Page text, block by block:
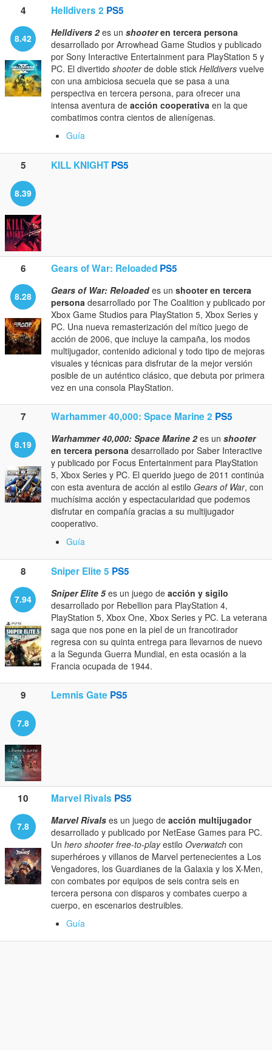
4 Helldivers 2 PS5
8.42 Helldivers 2es un shooteren tercera persona
desarrollado por Arrowhead Game Studios y publicado
por Sony Interactive Entertainment para PlayStation 5 y
PC. El divertido shooterde doble stick Helldivers vuelve
con una ambiciosa secuela que se pasa a una
perspectiva en tercera persona, para ofrecer una
intensa aventura de acción cooperativa en la que
combatimos contra cientos de alienígenas.
Guía
5 KILL KNIGHT PS5
8.39
6 Gears of War: Reloaded PS5
8.28 Gears of War: Reloadedes un shooter en tercera
persona desarrollado por The Coalition y publicado por
Xbox Game Studios para PlayStation 5, Xbox Series y
PC. Una nueva remasterización del mítico juego de
acción de 2006, que incluye la campaña, los modos
multijugador, contenido adicional y todo tipo de mejoras
visuales y técnicas para disfrutar de la mejor versión
posible de un auténtico clásico, que debuta por primera
vez en una consola PlayStation.
7 Warhammer 40,000: Space Marine 2 PS5
8.19 Warhammer 40,000: Space Marine 2es un shooter
en tercera persona desarrollado por Saber Interactive
y publicado por Focus Entertainment para PlayStation
5, Xbox Series y PC. El querido juego de 2011 continúa
con esta aventura de acción al estilo Gears of War, con
muchísima acción y espectacularidad que podemos
disfrutar en compañía gracias a su multijugador
cooperativo.
Guía
8 Sniper Elite 5 PS5
7.94 Sniper Elite 5es un juego de acción y sigilo
desarrollado por Rebellion para PlayStation 4,
PlayStation 5, Xbox One, Xbox Series y PC. La veterana
saga que nos pone en la piel de un francotirador
regresa con su quinta entrega para llevarnos de nuevo
a la Segunda Guerra Mundial, en esta ocasión a la
Francia ocupada de 1944.
9 Lemnis Gate PS5
7.8
10 Marvel Rivals PS5
7.8 Marvel Rivals es un juego de acción multijugador
desarrollado y publicado por NetEase Games para PC.
Un hero shooter free-to-playestilo Overwatch con
superhéroes y villanos de Marvel pertenecientes a Los
Vengadores, los Guardianes de la Galaxia y los X-Men,
con combates por equipos de seis contra seis en
tercera persona con disparos y combates cuerpo a
cuerpo, en escenarios destruibles.
Guía